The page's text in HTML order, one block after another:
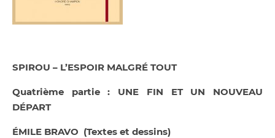
SPIROU – L’ESPOIR MALGRÉ TOUT
Quatrième partie : UNE FIN ET UN NOUVEAU
DÉPART
ÉMILE BRAVO (Textes et dessins)